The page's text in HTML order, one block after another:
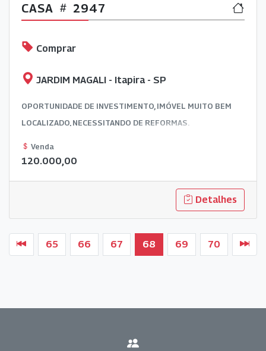
CASA 2947
Comprar
JARDIM MAGALI - Itapira - SP
OPORTUNIDADE DE INVESTIMENTO, IMÓVEL MUITO BEM
LOCALIZADO, NECESSITANDO DE REFORMAS.
Venda
120.000,00
Detalhes
65 66 67 68 69 70